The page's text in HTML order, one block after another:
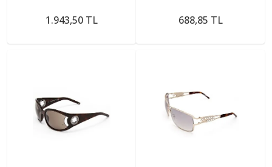
1.943,50 TL 688,85 TL